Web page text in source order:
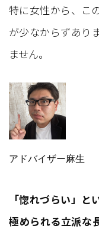
特に女性から、こ
が少なからずあり
ません。
アドバイザー麻生
「惚れづらい」
極められる立派な